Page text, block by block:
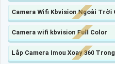
Camera Wifi Kbvision Ngoài Trời
Camera wifi kbvision Full Color
Lắp Camera Imou Xoay 360